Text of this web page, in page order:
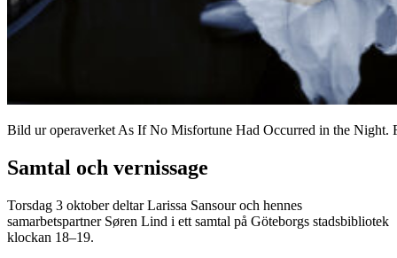
Bild ur operaverket As If No Misfortune Had Occurred in the Night.
Samtal och vernissage
Torsdag 3 oktober deltar Larissa Sansour och hennes
samarbetspartner Søren Lind i ett samtal på Göteborgs stadsbibliotek
klockan 18–19.